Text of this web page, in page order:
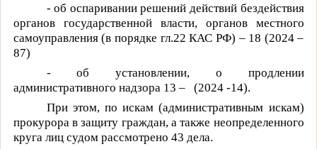
- об оспаривании решений действий бездействия
органов государственной власти, органов местного
самоуправления (в порядке гл.22 КАС РФ) – 18 (2024 –
87)
- об установлении, о продлении
административного надзора 13 –
(2024 -14).
При этом, по искам (административным искам)
прокурора в защиту граждан, а также неопределенного
круга лиц судом рассмотрено 43 дела.